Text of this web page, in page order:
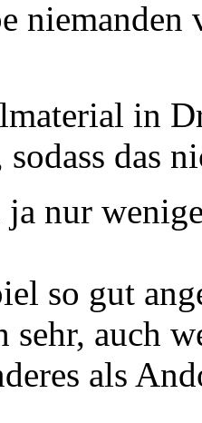
niemanden
in
das
ja nur
so gut
auch
als